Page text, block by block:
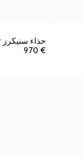
حذاء سنيكرز Screener للرجال
€ 970